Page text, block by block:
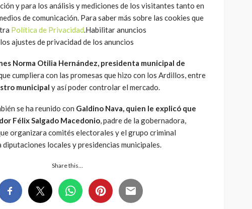
y para los análisis y mediciones de los visitantes tanto en
de comunicación. Para saber más sobre las cookies que
Política de Privacidad.Habilitar anuncios
ajustes de privacidad de los anuncios
Norma Otilia Hernández, presidenta municipal de
cumpliera con las promesas que hizo con los Ardillos, entre
municipal y así poder controlar el mercado.
se ha reunido con Galdino Nava, quien le explicó que
Félix Salgado Macedonio, padre de la gobernadora,
organizara comités electorales y el grupo criminal
locales y presidencias municipales.
Share this…